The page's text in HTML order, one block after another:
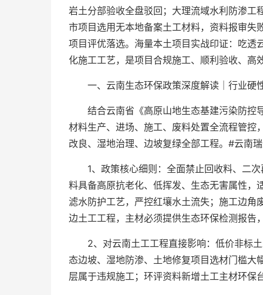
岩土分部验收全盘驳回；大理流域水利防渗工
市项目选用无本地备案土工材料，资料报审失
项目评优落选。海量本土项目实战印证：吃透
化施工工艺，是项目合规施工、顺利验收、高
一、云南生态环保政策深度解读｜行业硬
结合云南省《高原山地生态基建污染防控
材料生产、进场、施工、废料处置全流程管控
改良、湿地治理、边坡复绿全部工程。#云南
1、政策核心细则：全面禁止回收料、二
料具备高原抗老化、低挥发、生态无害属性，
滤水防护工艺，严控红壤水土流失；施工边
边土工工程，主材必须提供生态环保检测报告
2、对云南土工工程直接影响：低价非标
态边坡、湿地防渗、土地修复项目选材门槛
层属于违规施工；环评资料新增土工主材环保